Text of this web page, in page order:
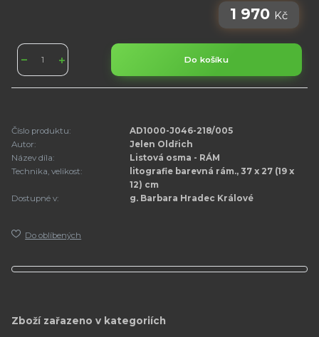
1 970 Kč
Do košíku
Číslo produktu:
AD1000-J046-218/005
Autor:
Jelen Oldřich
Název díla:
Listová osma - RÁM
Technika, velikost:
litografie barevná rám., 37 x 27 (19 x
12) cm
Dostupné v:
g. Barbara Hradec Králové
Do oblíbených
Zboží zařazeno v kategoriích